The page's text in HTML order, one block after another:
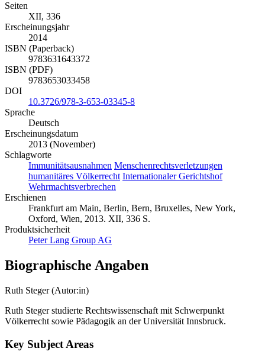
Seiten
XII, 336
Erscheinungsjahr
2014
ISBN (Paperback)
9783631643372
ISBN (PDF)
9783653033458
DOI
10.3726/978-3-653-03345-8
Sprache
Deutsch
Erscheinungsdatum
2013 (November)
Schlagworte
Immunitätsausnahmen Menschenrechtsverletzungen
humanitäres Völkerrecht Internationaler Gerichtshof
Wehrmachtsverbrechen
Erschienen
Frankfurt am Main, Berlin, Bern, Bruxelles, New York,
Oxford, Wien, 2013. XII, 336 S.
Produktsicherheit
Peter Lang Group AG
Biographische Angaben
Ruth Steger (Autor:in)
Ruth Steger studierte Rechtswissenschaft mit Schwerpunkt
Völkerrecht sowie Pädagogik an der Universität Innsbruck.
Key Subject Areas